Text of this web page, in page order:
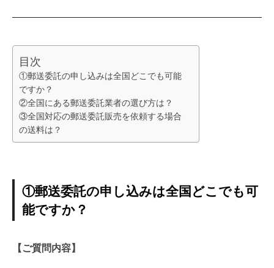
目次
①郵送委託の申し込みは全国どこでも可能
ですか？
②全国にある郵送委託業者の選び方は？
③全国対応の郵送委託販売を依頼する場合
の送料は？
①郵送委託の申し込みは全国どこでも可
能ですか？
【ご質問内容】